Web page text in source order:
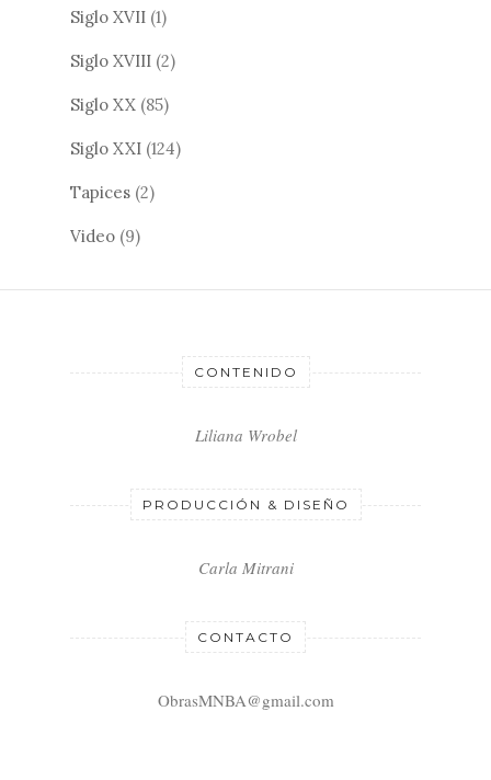
Siglo XVII (1)
Siglo XVIII (2)
Siglo XX (85)
Siglo XXI (124)
Tapices (2)
Video (9)
CONTENIDO
Liliana Wrobel
PRODUCCIÓN & DISEÑO
Carla Mitrani
CONTACTO
ObrasMNBA@gmail.com